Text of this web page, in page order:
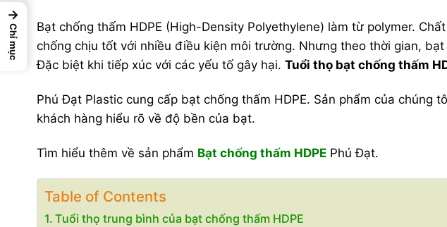
Bạt chống thấm HDPE (High-Density Polyethylene) làm từ polymer.
chống chịu tốt với nhiều điều kiện môi trường. Nhưng theo thời gian,
Đặc biệt khi tiếp xúc với các yếu tố gây hại. Tuổi thọ bạt chống thấm
Phú Đạt Plastic cung cấp bạt chống thấm HDPE. Sản phẩm của chúng
khách hàng hiểu rõ về độ bền của bạt.
Tìm hiểu thêm về sản phẩm Bạt chống thấm HDPE Phú Đạt.
Table of Contents
Tuổi thọ trung bình của bạt chống thấm HDPE
→
Chỉ mục